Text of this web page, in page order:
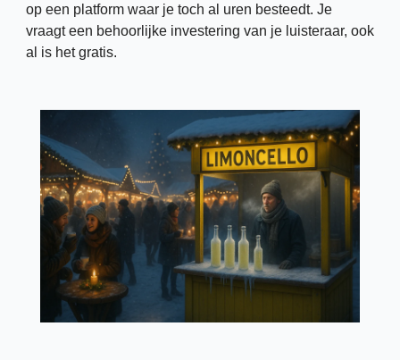
op een platform waar je toch al uren besteedt. Je
vraagt een behoorlijke investering van je luisteraar, ook
al is het gratis.